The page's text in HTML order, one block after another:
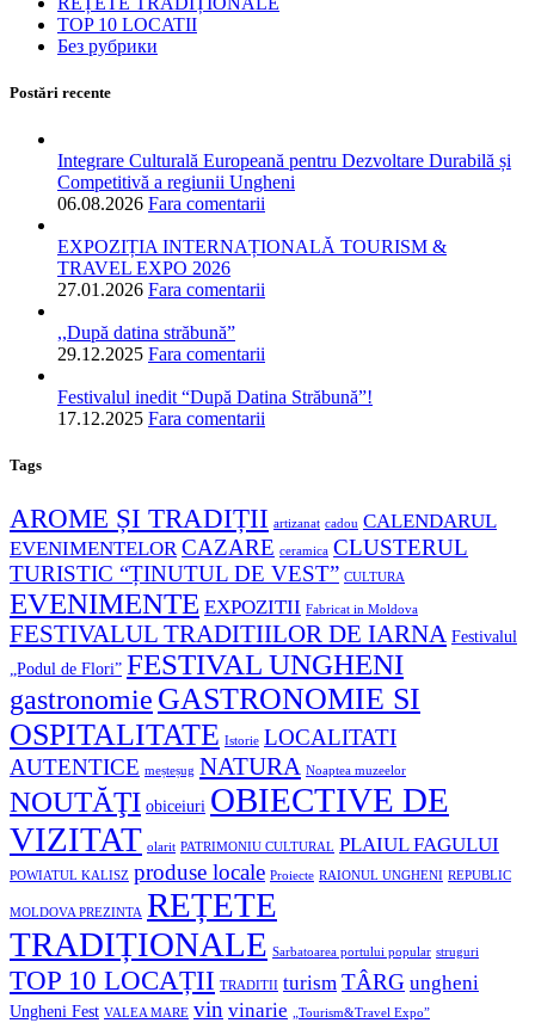
TOP 10 LOCATII
Без рубрики
Postări recente
Integrare Culturală Europeană pentru Dezvoltare Durabilă și
Competitivă a regiunii Ungheni
06.08.2026 Fara comentarii
EXPOZIȚIA INTERNAȚIONALĂ TOURISM &
TRAVEL EXPO 2026
27.01.2026 Fara comentarii
,,După datina străbună”
29.12.2025 Fara comentarii
Festivalul inedit “După Datina Străbună”!
17.12.2025 Fara comentarii
Tags
AROME ȘI TRADIȚII artizanat cadou CALENDARUL
EVENIMENTELOR CAZARE ceramica CLUSTERUL
TURISTIC “ȚINUTUL DE VEST” CULTURA
EVENIMENTE EXPOZITII Fabricat in Moldova
FESTIVALUL TRADITIILOR DE IARNA Festivalul
„Podul de Flori” FESTIVAL UNGHENI
gastronomie GASTRONOMIE SI
OSPITALITATE Istorie LOCALITATI
AUTENTICE meșteșug NATURA Noaptea muzeelor
NOUTĂŢI obiceiuri OBIECTIVE DE
VIZITAT olarit PATRIMONIU CULTURAL PLAIUL FAGULUI
POWIATUL KALISZ produse locale Proiecte RAIONUL UNGHENI REPUBLIC
MOLDOVA PREZINTA REȚETE
TRADIȚIONALE Sarbatoarea portului popular struguri
TOP 10 LOCAȚII TRADITII turism TÂRG ungheni
Ungheni Fest VALEA MARE vin vinarie „Tourism&Travel Expo”